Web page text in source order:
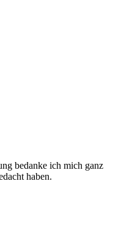
bedanke ich mich ganz
haben.